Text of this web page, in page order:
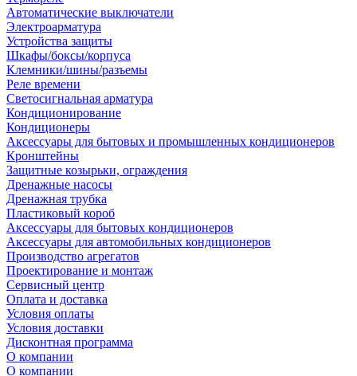
Автоматические выключатели
Электроарматура
Устройства защиты
Шкафы/боксы/корпуса
Клемники/шины/разъемы
Реле времени
Светосигнальная арматура
Кондиционирование
Кондиционеры
Аксессуары для бытовых и промышленных кондиционеров
Кронштейны
Защитные козырьки, ограждения
Дренажные насосы
Дренажная трубка
Пластиковый короб
Аксессуары для бытовых кондиционеров
Аксессуары для автомобильных кондиционеров
Производство агрегатов
Проектирование и монтаж
Сервисный центр
Оплата и доставка
Условия оплаты
Условия доставки
Дисконтная программа
О компании
О компании